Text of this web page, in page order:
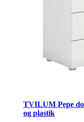
TVILUM Pepe
og plastik